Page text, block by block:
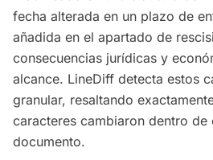
fecha alterada en un plazo de
añadida en el apartado de
consecuencias jurídicas y
alcance. LineDiff detecta estos
granular, resaltando
caracteres cambiaron dentro de
documento.